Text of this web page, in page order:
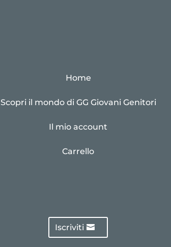
Home
Scopri il mondo di GG Giovani Genitori
Il mio account
Carrello
Iscriviti